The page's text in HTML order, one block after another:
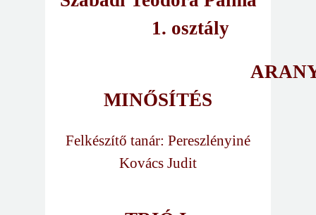
1. osztály
MINŐSÍTÉS
Felkészítő tanár: Pereszlényiné
Kovács Judit